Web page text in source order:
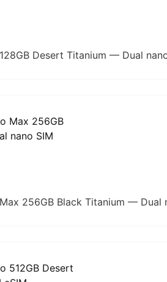
Desert Titanium — Dual
256GB Black Titanium — Dual